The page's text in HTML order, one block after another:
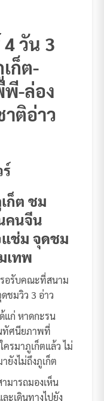
วัน 3
ก็ต-
พี-ล่อง
ติอ่าว
ก็ต ชม
คนจีน
ช่ม จุดชม
เทพ
อรับคณะที่สนาม
ชมวิว 3 อ่าว
แก่ หาดกะรน
ทัศนียภาพที่
รมาภูเก็ตแล้ว ไม่
ยังไม่ถึงภูเก็ต
ามารถมองเห็น
ะเดินทางไปยัง